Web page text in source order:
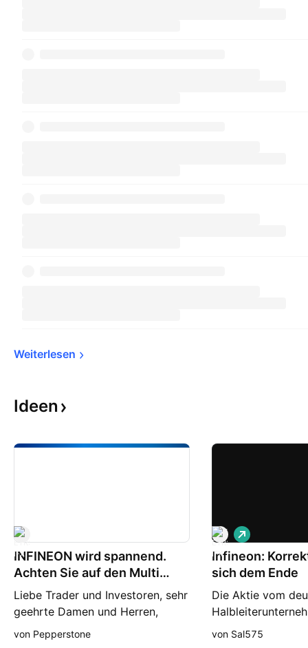
Weiterlesen
Ideen
INFINEON wird spannend.
Achten Sie auf den Multi
Support!
Liebe Trader und Investoren, sehr
geehrte Damen und Herren,
herzlich Willkommen zu einem
von Pepperstone
Infineon:
sich dem Ende
Die Aktie vom
baut gerade eine
L
o
n
von Sal575